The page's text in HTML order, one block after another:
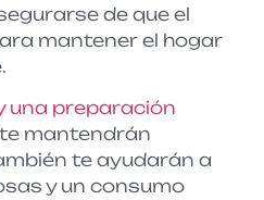
de que el
mantener el hogar
una preparación
mantendrán
te ayudarán a
y un consumo